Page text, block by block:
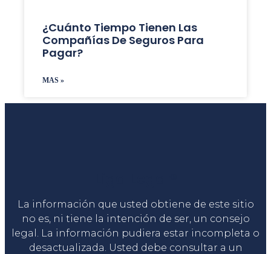
¿Cuánto Tiempo Tienen Las
Compañías De Seguros Para
Pagar?
MAS »
La información que usted obtiene de este sitio
no es, ni tiene la intención de ser, un consejo
legal. La información pudiera estar incompleta o
desactualizada. Usted debe consultar a un